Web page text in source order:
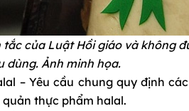
của Luật Hồi giáo và không
dùng. Ảnh minh họa.
– Yêu cầu chung quy định
thực phẩm halal.